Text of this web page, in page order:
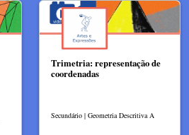
Trimetria: representação de
coordenadas
Secundário | Geometria Descritiva A